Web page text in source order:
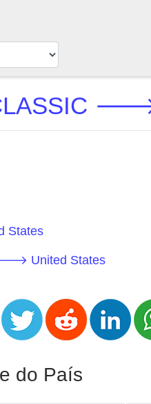
🡒
States
🡒 United States
do País